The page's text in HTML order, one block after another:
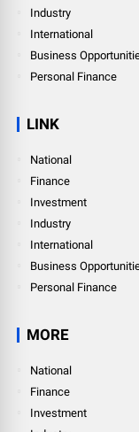
Industry
International
Business
Personal Finance
LINK
National
Finance
Investment
Industry
International
Business
Personal Finance
MORE
National
Finance
Investment